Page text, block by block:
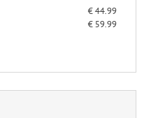
€ 44.99
€ 59.99